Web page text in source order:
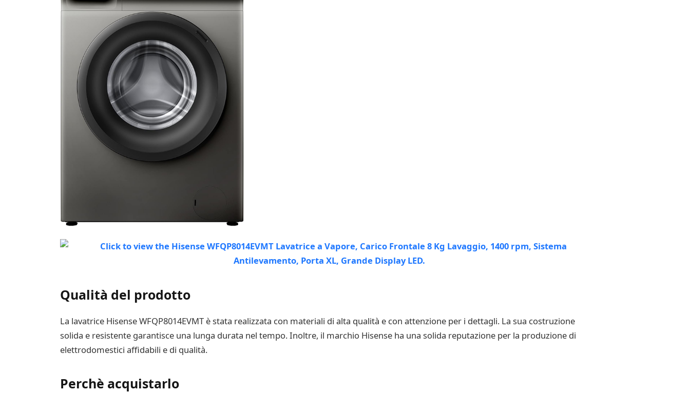
Qualità del prodotto
La lavatrice Hisense WFQP8014EVMT è stata realizzata con materiali di alta qualità e con attenzione per i dettagli. La sua costruzione
solida e resistente garantisce una lunga durata nel tempo. Inoltre, il marchio Hisense ha una solida reputazione per la produzione di
elettrodomestici affidabili e di qualità.
Perchè acquistarlo